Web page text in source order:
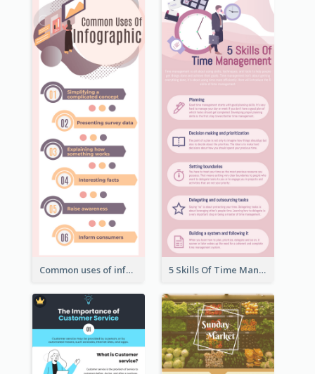
Common uses of infographic 5 Skills Of Time Management